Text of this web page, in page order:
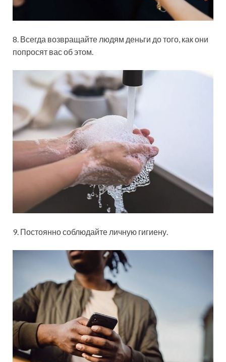
8. Всегда возвращайте людям деньги до того, как они
попросят вас об этом.
9. Постоянно соблюдайте личную гигиену.